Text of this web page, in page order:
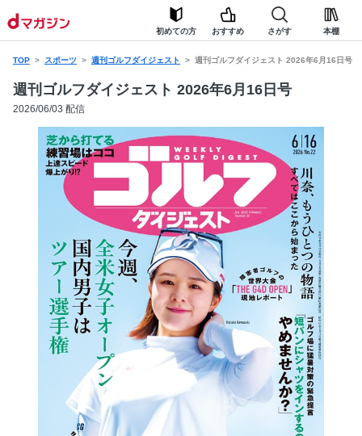
初めての方 おすすめ さがす 本棚
TOP スポーツ 週刊ゴルフダイジェスト 週刊ゴルフダイジェスト 2026年6月16日号
週刊ゴルフダイジェスト 2026年6月16日号
2026/06/03 配信